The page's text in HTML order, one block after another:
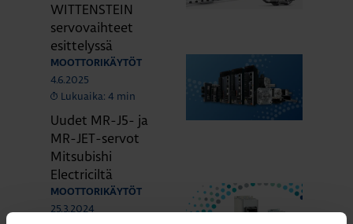
WITTENSTEIN
servovaihteet
esittelyssä
MOOTTORIKÄYTÖT
4.6.2025
Lukuaika: 4 min
Uudet MR-J5- ja
MR-JET-servot
Mitsubishi
Electriciltä
MOOTTORIKÄYTÖT
25.3.2024